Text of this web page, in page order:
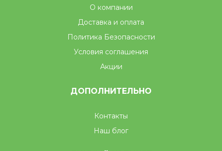
О компании
Доставка и оплата
Политика Безопасности
Условия соглашения
Акции
ДОПОЛНИТЕЛЬНО
Контакты
Наш блог